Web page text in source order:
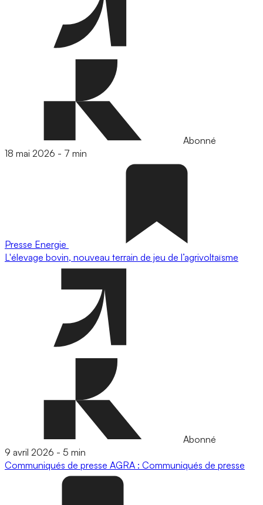
Abonné
18 mai 2026 - 7 min
Presse Energie
L'élevage bovin, nouveau terrain de jeu de l’agrivoltaïsme
Abonné
9 avril 2026 - 5 min
Communiqués de presse AGRA : Communiqués de presse